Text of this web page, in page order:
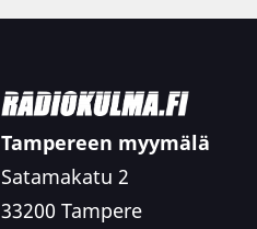
Tampereen myymälä
Satamakatu 2
33200 Tampere